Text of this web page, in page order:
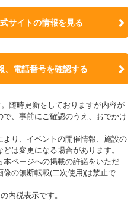
サイトの情報を見る
、電話番号を確認する
随時更新をしておりますが内容が
、事前にご確認のうえ、おでかけ
り、イベントの開催情報、施設の
は変更になる場合があります。
ページへの掲載の許諾をいただ
の無断転載(二次使用)は禁止で
内税表示です。